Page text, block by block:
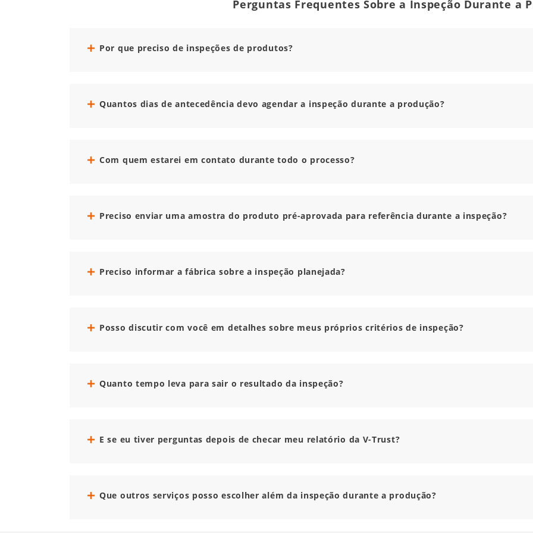
Perguntas Frequentes Sobre a Inspeção Durante a
Por que preciso de inspeções de produtos?
Quantos dias de antecedência devo agendar a inspeção durante a produção?
Com quem estarei em contato durante todo o processo?
Preciso enviar uma amostra do produto pré-aprovada para referência durante a inspeção?
Preciso informar a fábrica sobre a inspeção planejada?
Posso discutir com você em detalhes sobre meus próprios critérios de inspeção?
Quanto tempo leva para sair o resultado da inspeção?
E se eu tiver perguntas depois de checar meu relatório da V-Trust?
Que outros serviços posso escolher além da inspeção durante a produção?